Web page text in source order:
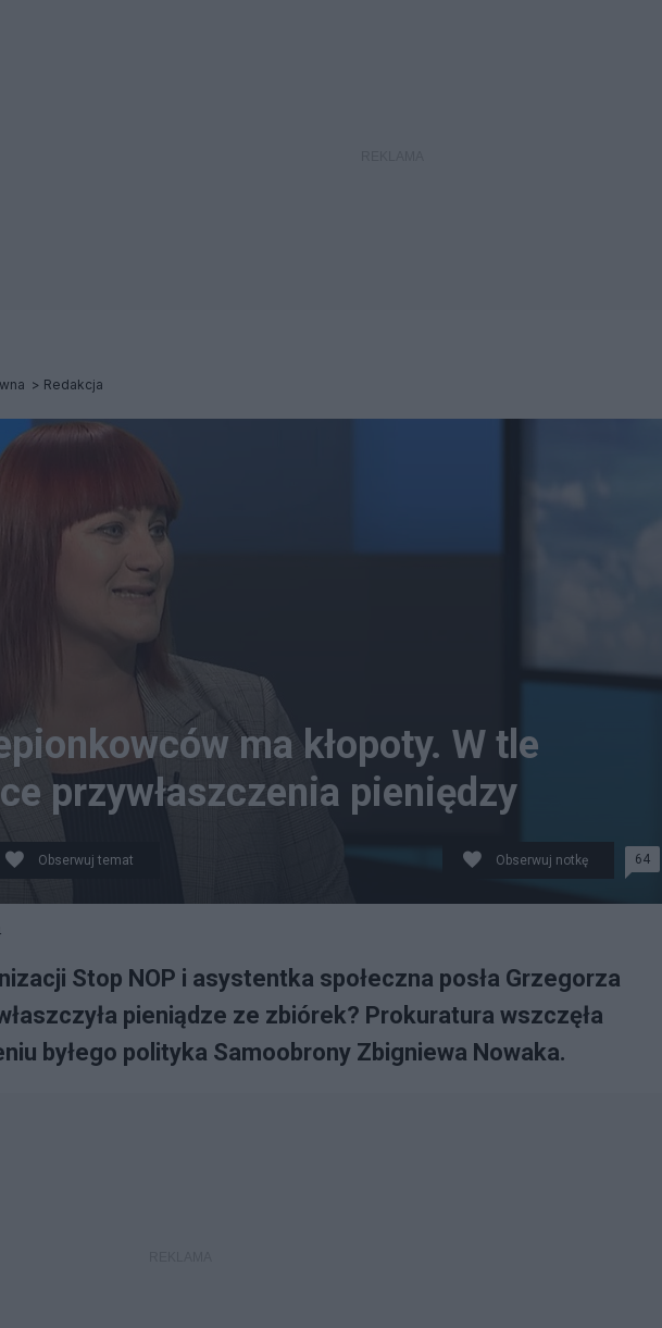
Redakcja
ma kłopoty. W tle
przywłaszczenia pieniędzy
Obserwuj temat Obserwuj notkę 64
Stop NOP i asystentka społeczna posła Grzegorza
pieniądze ze zbiórek? Prokuratura wszczęła
byłego polityka Samoobrony Zbigniewa Nowaka.